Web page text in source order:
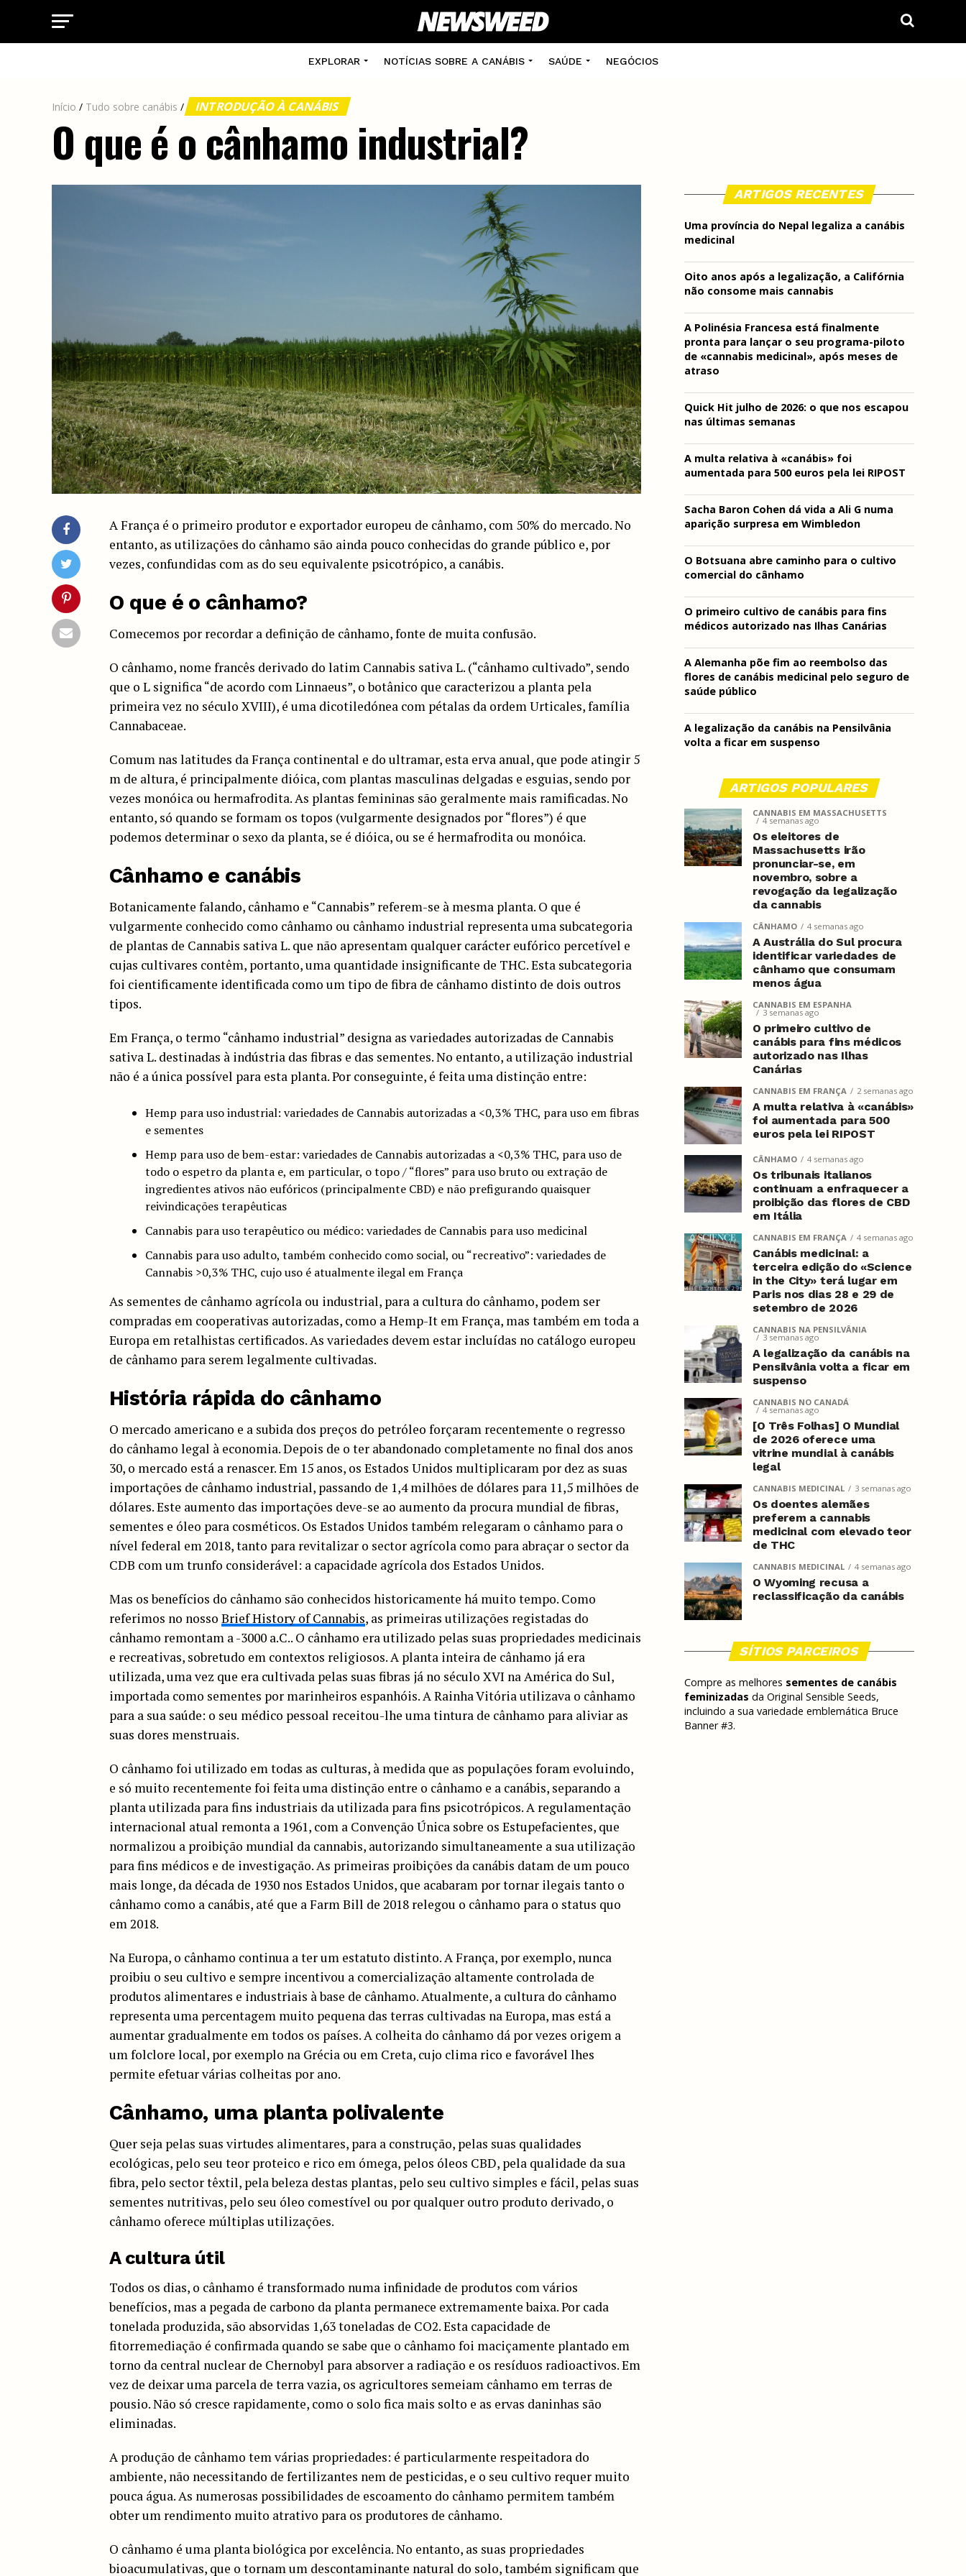
EXPLORAR NOTÍCIAS SOBRE A CANÁBIS SAÚDE NEGÓCIOS
Início / Tudo sobre canábis / INTRODUÇÃO À CANÁBIS
O que é o cânhamo industrial?
A França é o primeiro produtor e exportador europeu de cânhamo, com 50% do mercado. No
entanto, as utilizações do cânhamo são ainda pouco conhecidas do grande público e, por
vezes, confundidas com as do seu equivalente psicotrópico, a canábis.
O que é o cânhamo?
Comecemos por recordar a definição de cânhamo, fonte de muita confusão.
O cânhamo, nome francês derivado do latim Cannabis sativa L. (“cânhamo cultivado”, sendo
que o L significa “de acordo com Linnaeus”, o botânico que caracterizou a planta pela
primeira vez no século XVIII), é uma dicotiledónea com pétalas da ordem Urticales, família
Cannabaceae.
Comum nas latitudes da França continental e do ultramar, esta erva anual, que pode atingir 5
m de altura, é principalmente dióica, com plantas masculinas delgadas e esguias, sendo por
vezes monóica ou hermafrodita. As plantas femininas são geralmente mais ramificadas. No
entanto, só quando se formam os topos (vulgarmente designados por “flores”) é que
podemos determinar o sexo da planta, se é dióica, ou se é hermafrodita ou monóica.
Cânhamo e canábis
Botanicamente falando, cânhamo e “Cannabis” referem-se à mesma planta. O que é
vulgarmente conhecido como cânhamo ou cânhamo industrial representa uma subcategoria
de plantas de Cannabis sativa L. que não apresentam qualquer carácter eufórico percetível e
cujas cultivares contêm, portanto, uma quantidade insignificante de THC. Esta subcategoria
foi cientificamente identificada como um tipo de fibra de cânhamo distinto de dois outros
tipos.
Em França, o termo “cânhamo industrial” designa as variedades autorizadas de Cannabis
sativa L. destinadas à indústria das fibras e das sementes. No entanto, a utilização industrial
não é a única possível para esta planta. Por conseguinte, é feita uma distinção entre:
Hemp para uso industrial: variedades de Cannabis autorizadas a <0,3% THC, para uso em fibras
e sementes
Hemp para uso de bem-estar: variedades de Cannabis autorizadas a <0,3% THC, para uso de
todo o espetro da planta e, em particular, o topo / “flores” para uso bruto ou extração de
ingredientes ativos não eufóricos (principalmente CBD) e não prefigurando quaisquer
reivindicações terapêuticas
Cannabis para uso terapêutico ou médico: variedades de Cannabis para uso medicinal
Cannabis para uso adulto, também conhecido como social, ou “recreativo”: variedades de
Cannabis >0,3% THC, cujo uso é atualmente ilegal em França
As sementes de cânhamo agrícola ou industrial, para a cultura do cânhamo, podem ser
compradas em cooperativas autorizadas, como a Hemp-It em França, mas também em toda a
Europa em retalhistas certificados. As variedades devem estar incluídas no catálogo europeu
de cânhamo para serem legalmente cultivadas.
História rápida do cânhamo
O mercado americano e a subida dos preços do petróleo forçaram recentemente o regresso
do cânhamo legal à economia. Depois de o ter abandonado completamente no final dos anos
30, o mercado está a renascer. Em 15 anos, os Estados Unidos multiplicaram por dez as suas
importações de cânhamo industrial, passando de 1,4 milhões de dólares para 11,5 milhões de
dólares. Este aumento das importações deve-se ao aumento da procura mundial de fibras,
sementes e óleo para cosméticos. Os Estados Unidos também relegaram o cânhamo para o
nível federal em 2018, tanto para revitalizar o sector agrícola como para abraçar o sector da
CDB com um trunfo considerável: a capacidade agrícola dos Estados Unidos.
Mas os benefícios do cânhamo são conhecidos historicamente há muito tempo. Como
referimos no nosso Brief History of Cannabis, as primeiras utilizações registadas do
cânhamo remontam a -3000 a.C.. O cânhamo era utilizado pelas suas propriedades medicinais
e recreativas, sobretudo em contextos religiosos. A planta inteira de cânhamo já era
utilizada, uma vez que era cultivada pelas suas fibras já no século XVI na América do Sul,
importada como sementes por marinheiros espanhóis. A Rainha Vitória utilizava o cânhamo
para a sua saúde: o seu médico pessoal receitou-lhe uma tintura de cânhamo para aliviar as
suas dores menstruais.
O cânhamo foi utilizado em todas as culturas, à medida que as populações foram evoluindo,
e só muito recentemente foi feita uma distinção entre o cânhamo e a canábis, separando a
planta utilizada para fins industriais da utilizada para fins psicotrópicos. A regulamentação
internacional atual remonta a 1961, com a Convenção Única sobre os Estupefacientes, que
normalizou a proibição mundial da cannabis, autorizando simultaneamente a sua utilização
para fins médicos e de investigação. As primeiras proibições da canábis datam de um pouco
mais longe, da década de 1930 nos Estados Unidos, que acabaram por tornar ilegais tanto o
cânhamo como a canábis, até que a Farm Bill de 2018 relegou o cânhamo para o status quo
em 2018.
Na Europa, o cânhamo continua a ter um estatuto distinto. A França, por exemplo, nunca
proibiu o seu cultivo e sempre incentivou a comercialização altamente controlada de
produtos alimentares e industriais à base de cânhamo. Atualmente, a cultura do cânhamo
representa uma percentagem muito pequena das terras cultivadas na Europa, mas está a
aumentar gradualmente em todos os países. A colheita do cânhamo dá por vezes origem a
um folclore local, por exemplo na Grécia ou em Creta, cujo clima rico e favorável lhes
permite efetuar várias colheitas por ano.
Cânhamo, uma planta polivalente
Quer seja pelas suas virtudes alimentares, para a construção, pelas suas qualidades
ecológicas, pelo seu teor proteico e rico em ómega, pelos óleos CBD, pela qualidade da sua
fibra, pelo sector têxtil, pela beleza destas plantas, pelo seu cultivo simples e fácil, pelas suas
sementes nutritivas, pelo seu óleo comestível ou por qualquer outro produto derivado, o
cânhamo oferece múltiplas utilizações.
A cultura útil
Todos os dias, o cânhamo é transformado numa infinidade de produtos com vários
benefícios, mas a pegada de carbono da planta permanece extremamente baixa. Por cada
tonelada produzida, são absorvidas 1,63 toneladas de CO2. Esta capacidade de
fitorremediação é confirmada quando se sabe que o cânhamo foi maciçamente plantado em
torno da central nuclear de Chernobyl para absorver a radiação e os resíduos radioactivos. Em
vez de deixar uma parcela de terra vazia, os agricultores semeiam cânhamo em terras de
pousio. Não só cresce rapidamente, como o solo fica mais solto e as ervas daninhas são
eliminadas.
A produção de cânhamo tem várias propriedades: é particularmente respeitadora do
ambiente, não necessitando de fertilizantes nem de pesticidas, e o seu cultivo requer muito
pouca água. As numerosas possibilidades de escoamento do cânhamo permitem também
obter um rendimento muito atrativo para os produtores de cânhamo.
O cânhamo é uma planta biológica por excelência. No entanto, as suas propriedades
bioacumulativas, que o tornam um descontaminante natural do solo, também significam que
ARTIGOS RECENTES
Uma província do Nepal legaliza a canábis
medicinal
Oito anos após a legalização, a Califórnia
não consome mais cannabis
A Polinésia Francesa está finalmente
pronta para lançar o seu programa-piloto
de «cannabis medicinal», após meses de
atraso
Quick Hit julho de 2026: o que nos escapou
nas últimas semanas
A multa relativa à «canábis» foi
aumentada para 500 euros pela lei RIPOST
Sacha Baron Cohen dá vida a Ali G numa
aparição surpresa em Wimbledon
O Botsuana abre caminho para o cultivo
comercial do cânhamo
O primeiro cultivo de canábis para fins
médicos autorizado nas Ilhas Canárias
A Alemanha põe fim ao reembolso das
flores de canábis medicinal pelo seguro de
saúde público
A legalização da canábis na Pensilvânia
volta a ficar em suspenso
ARTIGOS POPULARES
CANNABIS EM MASSACHUSETTS
4 semanas ago
Os eleitores de
Massachusetts irão
pronunciar-se, em
novembro, sobre a
revogação da legalização
da cannabis
CÂNHAMO 4 semanas ago
A Austrália do Sul procura
identificar variedades de
cânhamo que consumam
menos água
CANNABIS EM ESPANHA
3 semanas ago
O primeiro cultivo de
canábis para fins médicos
autorizado nas Ilhas
Canárias
CANNABIS EM FRANÇA 2 semanas ago
A multa relativa à «canábis»
foi aumentada para 500
euros pela lei RIPOST
CÂNHAMO 4 semanas ago
Os tribunais italianos
continuam a enfraquecer a
proibição das flores de CBD
em Itália
CANNABIS EM FRANÇA 4 semanas ago
Canábis medicinal: a
terceira edição do «Science
in the City» terá lugar em
Paris nos dias 28 e 29 de
setembro de 2026
CANNABIS NA PENSILVÂNIA
3 semanas ago
A legalização da canábis na
Pensilvânia volta a ficar em
suspenso
CANNABIS NO CANADÁ
4 semanas ago
[O Três Folhas] O Mundial
de 2026 oferece uma
vitrine mundial à canábis
legal
CANNABIS MEDICINAL 3 semanas ago
Os doentes alemães
preferem a cannabis
medicinal com elevado teor
de THC
CANNABIS MEDICINAL 4 semanas ago
O Wyoming recusa a
reclassificação da canábis
SÍTIOS PARCEIROS
Compre as melhores sementes de canábis
feminizadas da Original Sensible Seeds,
incluindo a sua variedade emblemática Bruce
Banner #3.